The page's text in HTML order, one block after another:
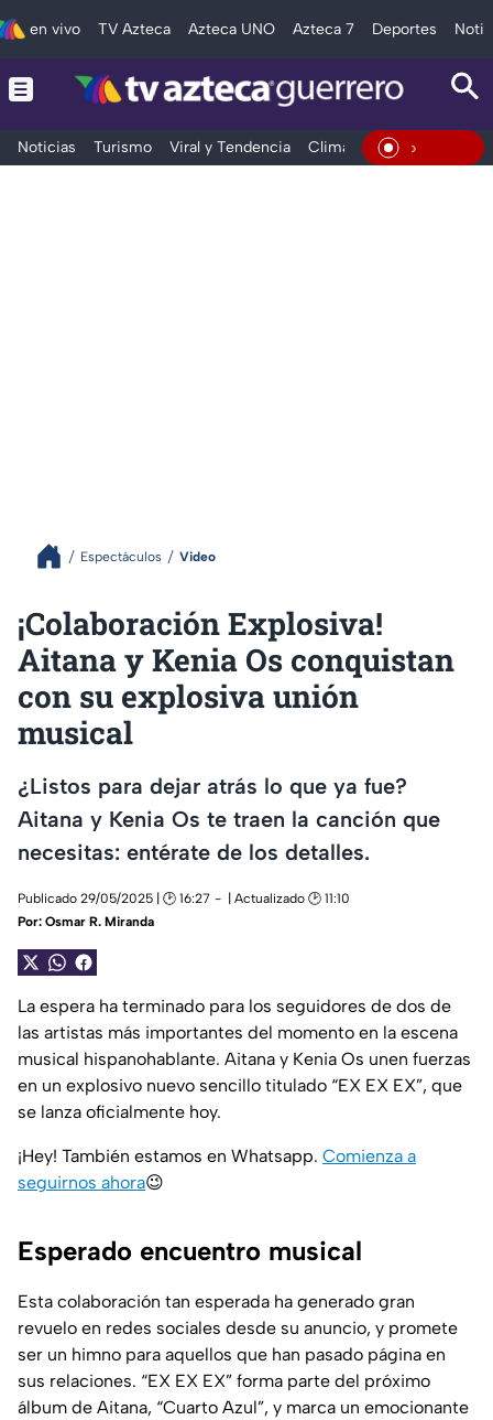
en vivo TV Azteca Azteca UNO Azteca 7 Deportes
Noticias Turismo Viral y Tendencia Clima Deportes En Vivo
Espectáculos Video
¡Colaboración Explosiva!
Aitana y Kenia Os conquistan
con su explosiva unión
musical
¿Listos para dejar atrás lo que ya fue?
Aitana y Kenia Os te traen la canción que
necesitas: entérate de los detalles.
Publicado 29/05/2025 | 🕑 16:27
| Actualizado 🕑 11:10
Por: Osmar R. Miranda
La espera ha terminado para los seguidores de dos de
las artistas más importantes del momento en la escena
musical hispanohablante. Aitana y Kenia Os unen fuerzas
en un explosivo nuevo sencillo titulado “EX EX EX”, que
se lanza oficialmente hoy.
¡Hey! También estamos en Whatsapp. Comienza a
seguirnos ahora😉
Esperado encuentro musical
Esta colaboración tan esperada ha generado gran
revuelo en redes sociales desde su anuncio, y promete
ser un himno para aquellos que han pasado página en
sus relaciones. “EX EX EX” forma parte del próximo
álbum de Aitana, “Cuarto Azul”, y marca un emocionante